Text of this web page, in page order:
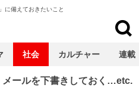
に備えておきたいこと
メールを下書きしておく…etc.
社会 カルチャー 連載